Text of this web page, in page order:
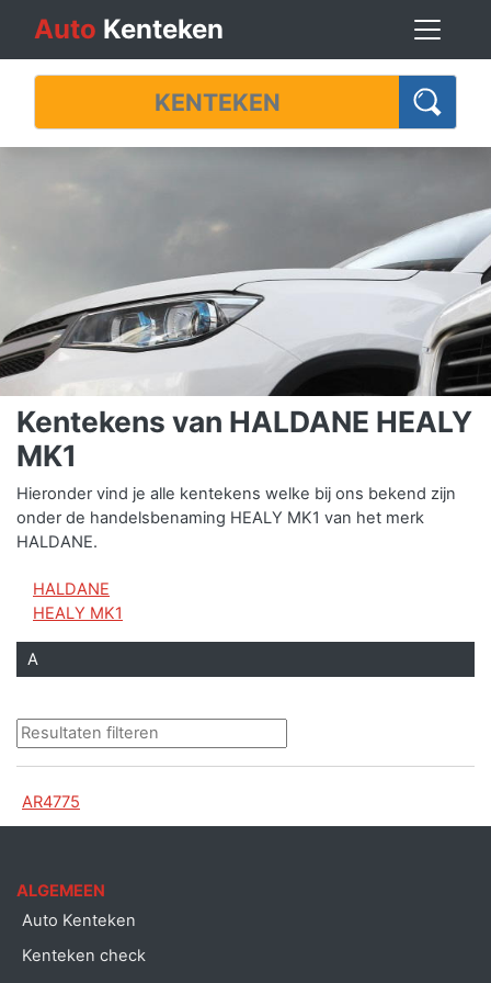
Auto Kenteken
Kentekens van HALDANE HEALY
MK1
Hieronder vind je alle kentekens welke bij ons bekend zijn
onder de handelsbenaming HEALY MK1 van het merk
HALDANE.
HALDANE
HEALY MK1
A
AR4775
ALGEMEEN
Auto Kenteken
Kenteken check